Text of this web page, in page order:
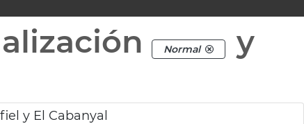
Normal
y
y El Cabanyal